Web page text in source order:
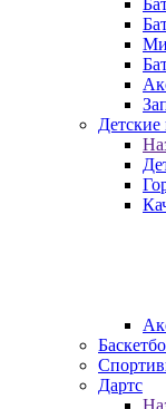
Детские
Дартс